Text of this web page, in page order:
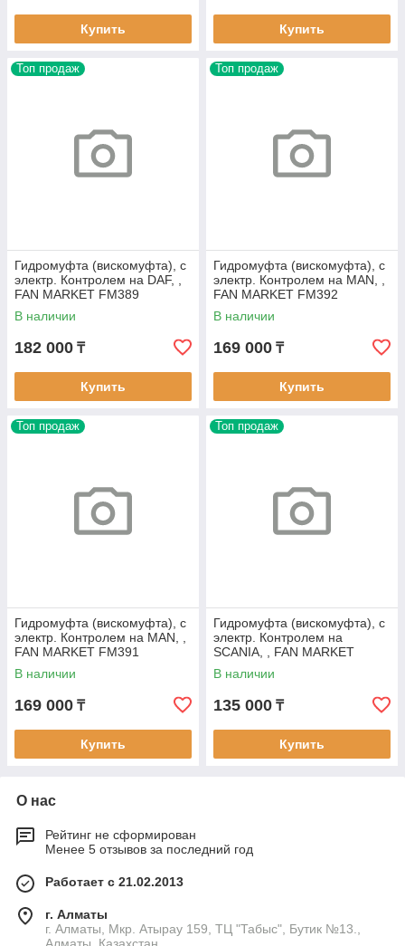
Купить Купить
Топ продаж
Гидромуфта (вискомуфта), с
электр. Контролем на DAF, ,
FAN MARKET FM389
В наличии
182 000 ₸
Купить
Топ продаж
Гидромуфта (вискомуфта), с
электр. Контролем на MAN, ,
FAN MARKET FM392
В наличии
169 000 ₸
Купить
Топ продаж
Гидромуфта (вискомуфта), с
электр. Контролем на MAN, ,
FAN MARKET FM391
В наличии
169 000 ₸
Купить
Топ продаж
Гидромуфта (вискомуфта), с
электр. Контролем на
SCANIA, , FAN MARKET
FM311
В наличии
135 000 ₸
Купить
О нас
Рейтинг не сформирован
Менее 5 отзывов за последний год
Работает с 21.02.2013
г. Алматы
г. Алматы, Мкр. Атырау 159, ТЦ "Табыс", Бутик №13.,
Алматы, Казахстан